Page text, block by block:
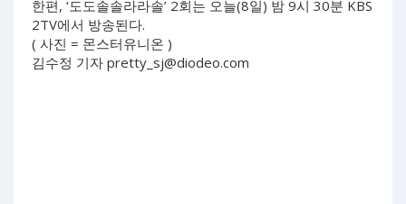
한편, ‘도도솔솔라라솔’ 2회는 오늘(8일) 밤 9시 30분 KBS
2TV에서 방송된다.
( 사진 = 몬스터유니온 )
김수정 기자 pretty_sj@diodeo.com